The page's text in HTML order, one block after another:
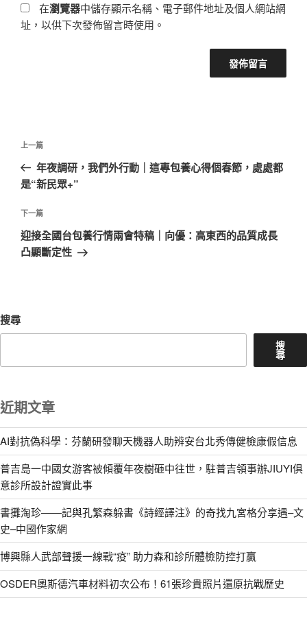
在瀏覽器中儲存顯示名稱、電子郵件地址及個人網站網
址，以供下次發佈留言時使用。
文
導
覽
上
一
篇
章
上一篇
年夜調研，我們外行動｜這專包養心得個春節，處處都
是“新民眾+”
下
一
篇
下一篇
迎接全國台包養行情兩會特稿｜向優：高東西的品質成長
凸顯斷定性
搜尋
搜
尋
近期文章
AI對抗偽科學：芬蘭研發聊天機器人助辨安台北秀傳健檢康假信息
普吉島一中國女游客被傾覆年夜樹砸中往世，駐普吉領事辦JIUYI俱
意診所設計證實此事
書攤淘珍——記與孔繁森躲書《詩經譯注》的奇找九宮格分享遇–文
史–中國作家網
博興縣人武部聲援一線戰“疫” 助力森和診所體檢防控打贏
OSDER奧斯德汽車材料初次公布！61張珍貴照片還原抗戰歷史